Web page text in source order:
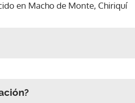
en Macho de Monte, Chiriquí